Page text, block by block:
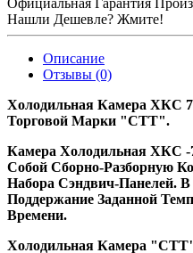
Нашли Дешевле? Жмите!
Описание
Отзывы (0)
Холодильная Камера ХКС 7
Торговой Марки "СТТ".
Камера Холодильная ХКС -
Собой Сборно-Разборную
Набора Сэндвич-Панелей.
Поддержание Заданной
Времени.
Холодильная Камера